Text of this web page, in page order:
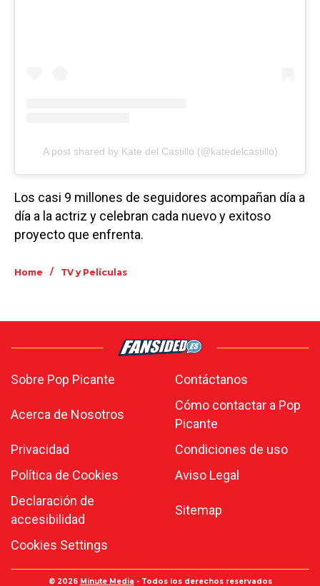
A post shared by Kate del Castillo (@katedelcastillo)
Los casi 9 millones de seguidores acompañan día a
día a la actriz y celebran cada nuevo y exitoso
proyecto que enfrenta.
Home / TV y Películas
Sobre Pop Picante Contáctanos
Acerca de Nosotros
Cómo contactar a Pop
Picante
Privacidad
Condiciones de uso
Política de Cookies
Aviso Legal
Declaración de
accesibilidad
Sitemap
Cookies Settings
© 2026 Minute Media - Todos los derechos reservados